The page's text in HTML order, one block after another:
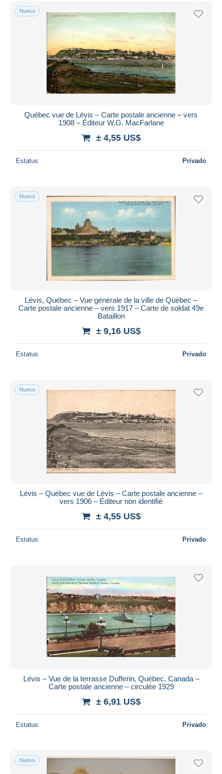
Sólo con descuento
Envío gratis
Métodos de pago
PayPal
Transferencia bancaria
Visa
Mastercard
iDeal
Maestro
Residencia del vendedor
Aplicar
Nuevo
Québec vue de Lévis – Carte postale ancienne – vers
1908 – Éditeur W.G. MacFarlane
± 4,55 US$
Estatus Privado
Nuevo
Lévis, Québec – Vue générale de la ville de Québec –
Carte postale ancienne – vers 1917 – Carte de soldat 49e
Bataillon
± 9,16 US$
Estatus Privado
Nuevo
Lévis – Québec vue de Lévis – Carte postale ancienne –
vers 1906 – Éditeur non identifié
± 4,55 US$
Estatus Privado
Lévis – Vue de la terrasse Dufferin, Québec, Canada –
Carte postale ancienne – circulée 1929
± 6,91 US$
Estatus Privado
Nuevo